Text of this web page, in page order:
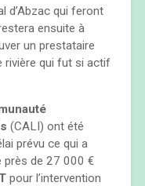
d’Abzac qui feront
ensuite à
un prestataire
rivière qui fut si actif
(CALI) ont été
prévu ce qui a
près de 27 000 €
pour l’intervention